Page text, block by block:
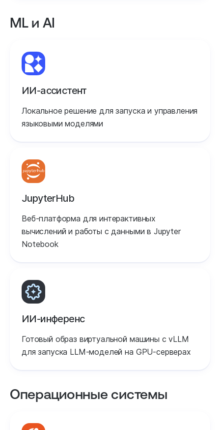
ML и AI
ИИ-ассистент
Локальное решение для запуска и управления
языковыми моделями
JupyterHub
Веб-платформа для интерактивных
вычислений и работы с данными в Jupyter
Notebook
ИИ-инференс
Готовый образ виртуальной машины с vLLM
для запуска LLM-моделей на GPU-серверах
Операционные системы